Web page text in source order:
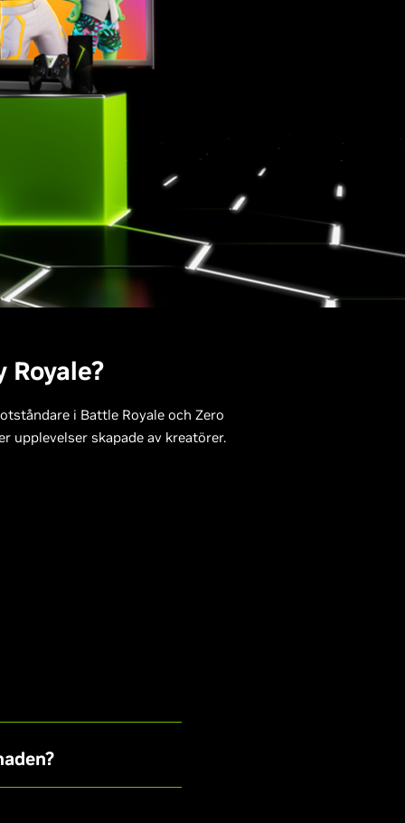
i Battle Royale och Zero
upplevelser skapade av kreatörer.